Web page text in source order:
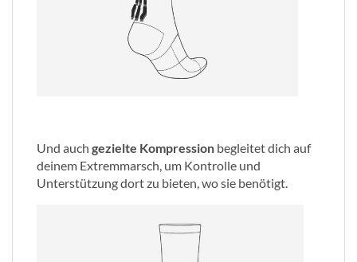
Und auch gezielte Kompression begleitet dich auf
deinem Extremmarsch, um Kontrolle und
Unterstützung dort zu bieten, wo sie benötigt.